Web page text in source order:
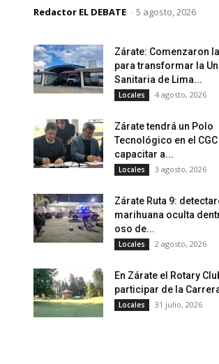
Redactor EL DEBATE - 5 agosto, 2026
Zárate: Comenzaron
para transformar la
Sanitaria de Lima...
Locales 4 agosto, 2026
Zárate tendrá un Polo
Tecnológico en el
capacitar a...
Locales 3 agosto, 2026
Zárate Ruta 9:
marihuana oculta
oso de...
Locales 2 agosto, 2026
En Zárate el Rotary
participar de la
Locales 31 julio, 2026